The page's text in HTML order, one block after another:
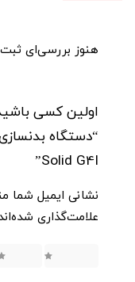
هنوز بررسی‌ای
اولین کسی
Solid G4I”
نشانی ایمیل شما
علامت‌گذاری